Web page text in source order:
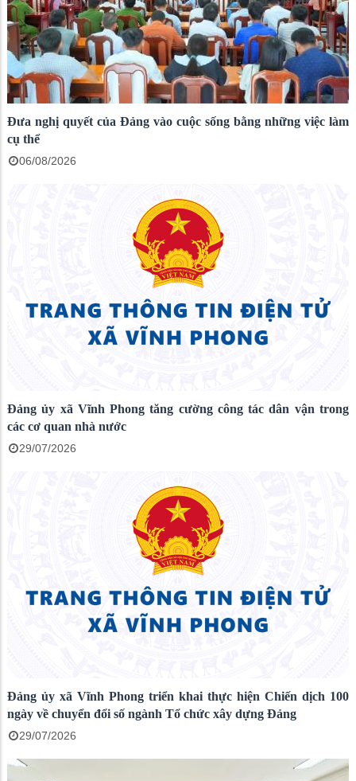
Đưa nghị quyết của Đảng vào cuộc sống bằng những việc làm
cụ thể
06/08/2026
Đảng ủy xã Vĩnh Phong tăng cường công tác dân vận trong
các cơ quan nhà nước
29/07/2026
Đảng ủy xã Vĩnh Phong triển khai thực hiện Chiến dịch 100
ngày về chuyển đổi số ngành Tổ chức xây dựng Đảng
29/07/2026